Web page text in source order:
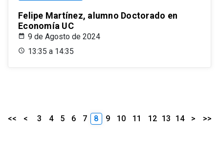
Felipe Martínez, alumno Doctorado en
Economía UC
9 de Agosto de 2024
13:35 a 14:35
<< < 3 4 5 6 7 8 9 10 11 12 13 14 > >>